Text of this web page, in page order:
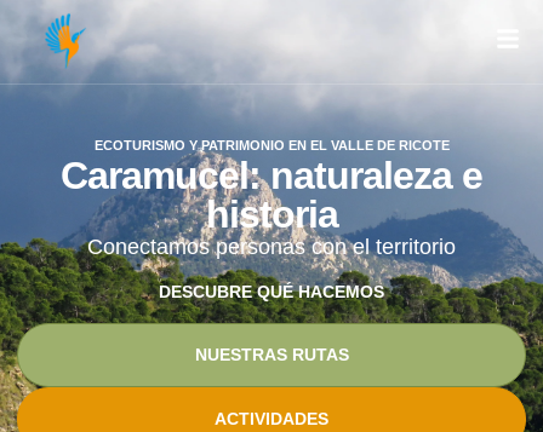
ECOTURISMO Y PATRIMONIO EN EL VALLE DE RICOTE
Caramucel: naturaleza e
historia
Conectamos personas con el territorio
DESCUBRE QUÉ HACEMOS
NUESTRAS RUTAS
ACTIVIDADES